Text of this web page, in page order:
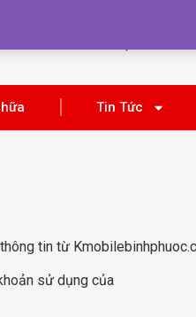
Tin Tức
tin từ
sử dụng của